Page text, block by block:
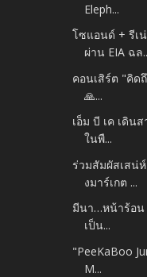
Eleph...
โซแอนด์ + รีเ
ผ่าน EIA ฉล
คอนเสิร์ต "คิด
🙏...
เอ็ม บี เค เดิน
ในพื...
ร่วมสัมผัสเสน่
งมาร์เกต ...
มีนา…หน้าร้อน
เป็น...
"PeeKaBoo
M...